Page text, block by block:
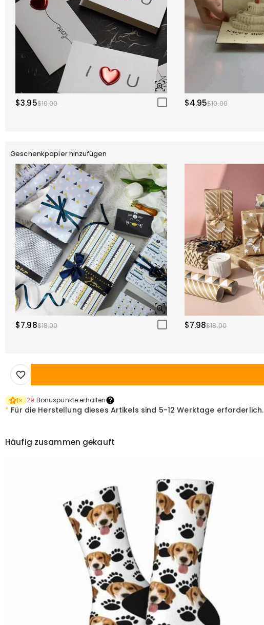
$3.95$10.00 $4.95$10.00
Geschenkpapier hinzufügen
$7.98$18.00 $7.98$18.00
1× 29 Bonuspunkte erhalten
* Für die Herstellung dieses Artikels sind 5-12 Werktage erforderlich.
Häufig zusammen gekauft